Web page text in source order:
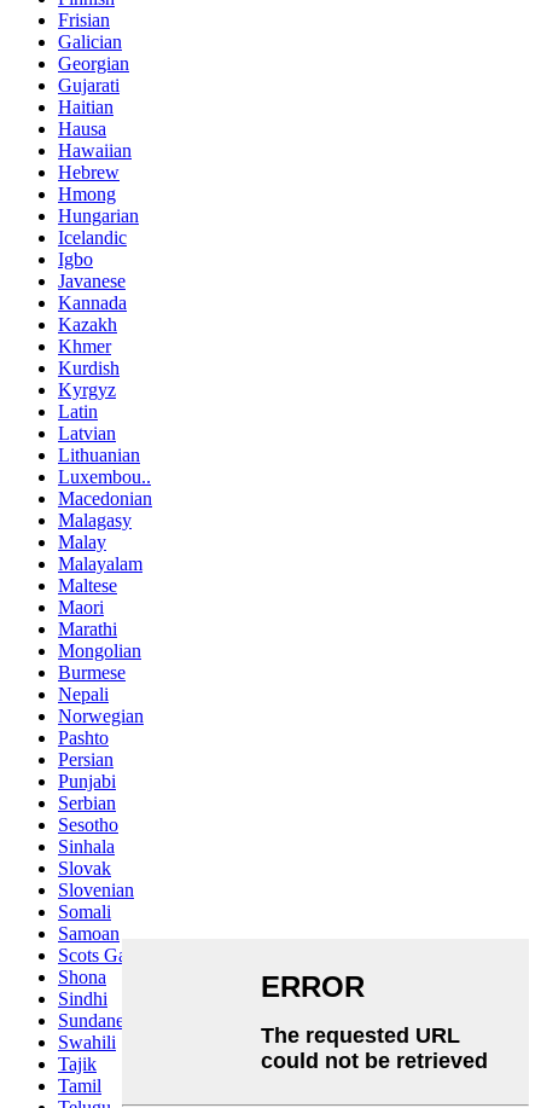
Frisian
Galician
Georgian
Gujarati
Haitian
Hausa
Hawaiian
Hebrew
Hmong
Hungarian
Icelandic
Igbo
Javanese
Kannada
Kazakh
Khmer
Kurdish
Kyrgyz
Latin
Latvian
Lithuanian
Luxembou..
Macedonian
Malagasy
Malay
Malayalam
Maltese
Maori
Marathi
Mongolian
Burmese
Nepali
Norwegian
Pashto
Persian
Punjabi
Serbian
Sesotho
Sinhala
Slovak
Slovenian
Somali
Samoan
Scots Gaelic
Shona
Sindhi
Sundanese
Swahili
Tajik
Tamil